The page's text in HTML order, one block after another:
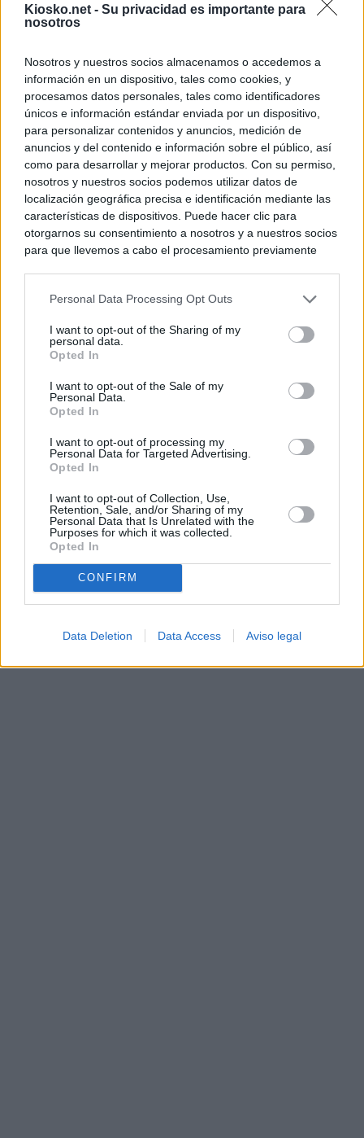
Kiosko.net - Su privacidad es importante para
nosotros
Nosotros y nuestros socios almacenamos o accedemos a
información en un dispositivo, tales como cookies, y
procesamos datos personales, tales como identificadores
únicos e información estándar enviada por un dispositivo,
para personalizar contenidos y anuncios, medición de
anuncios y del contenido e información sobre el público, así
como para desarrollar y mejorar productos. Con su permiso,
nosotros y nuestros socios podemos utilizar datos de
localización geográfica precisa e identificación mediante las
características de dispositivos. Puede hacer clic para
otorgarnos su consentimiento a nosotros y a nuestros socios
para que llevemos a cabo el procesamiento previamente
negar su consentimiento. Tenga en cuenta que algún
de su consentimiento, pero usted tiene el derecho de
rechazar tal procesamiento. Sus preferencias se aplicarán
cualquier momento entrando de nuevo en este sitio web o
visitando nuestra política de privacidad.
Personal Data Processing Opt Outs
I want to opt-out of the Sharing of my
personal data.
Opted In
I want to opt-out of the Sale of my
Personal Data.
Opted In
I want to opt-out of processing my
Personal Data for Targeted Advertising.
Opted In
I want to opt-out of Collection, Use,
Retention, Sale, and/or Sharing of my
Personal Data that Is Unrelated with the
Purposes for which it was collected.
Opted In
CONFIRM
Data Deletion Data Access Aviso legal
WhatsApp,
© Kiosko.net Aviso Legal Privacidad y Cookies